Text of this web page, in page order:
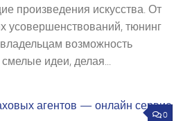
произведения искусства. От
усовершенствований, тюнинг
возможность
идеи, делая...
0